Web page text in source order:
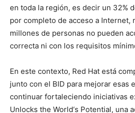
en toda la región, es decir un 32%
por completo de acceso a Internet,
millones de personas no pueden
correcta ni con los requisitos
En este contexto, Red Hat está
junto con el BID para mejorar esas
continuar fortaleciendo iniciativas
Unlocks the World‘s Potential, una